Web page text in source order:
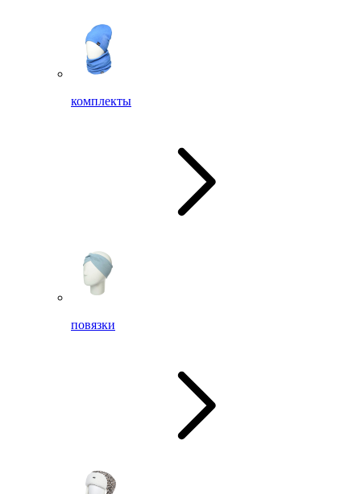
комплекты
повязки